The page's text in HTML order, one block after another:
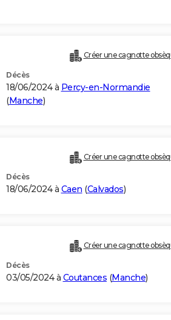
Créer une cagnotte
Décès
18/06/2024 à Percy-en-Normandie
(Manche)
Créer une cagnotte
Décès
18/06/2024 à Caen (Calvados)
Créer une cagnotte
Décès
03/05/2024 à Coutances (Manche)